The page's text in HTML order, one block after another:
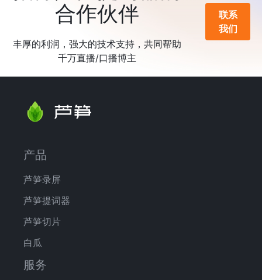
合作伙伴
丰厚的利润，强大的技术支持，共同帮助
千万直播/口播博主
联系
我们
产品
芦笋录屏
芦笋提词器
芦笋切片
白瓜
服务